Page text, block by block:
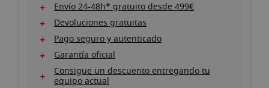
Envío 24-48h* gratuito desde 499€
Devoluciones gratuitas
Pago seguro y autenticado
Garantía oficial
Consigue un descuento entregando tu
equipo actual